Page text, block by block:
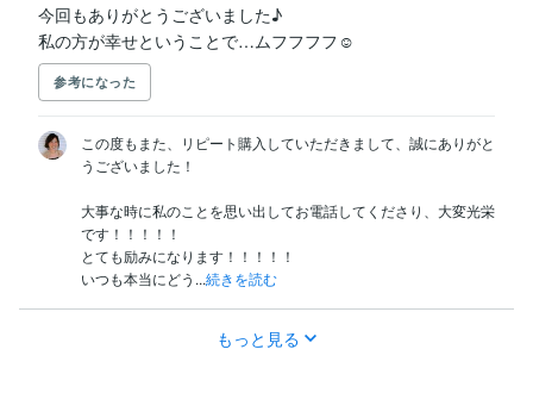
今回もありがとうございました♪
私の方が幸せということで…ムフフフフ☺
参考になった
この度もまた、リピート購入していただきまして、誠にありがと
うございました！
大事な時に私のことを思い出してお電話してくださり、大変光栄
です！！！！！
とても励みになります！！！！！
いつも本当にどう...続きを読む
もっと見る